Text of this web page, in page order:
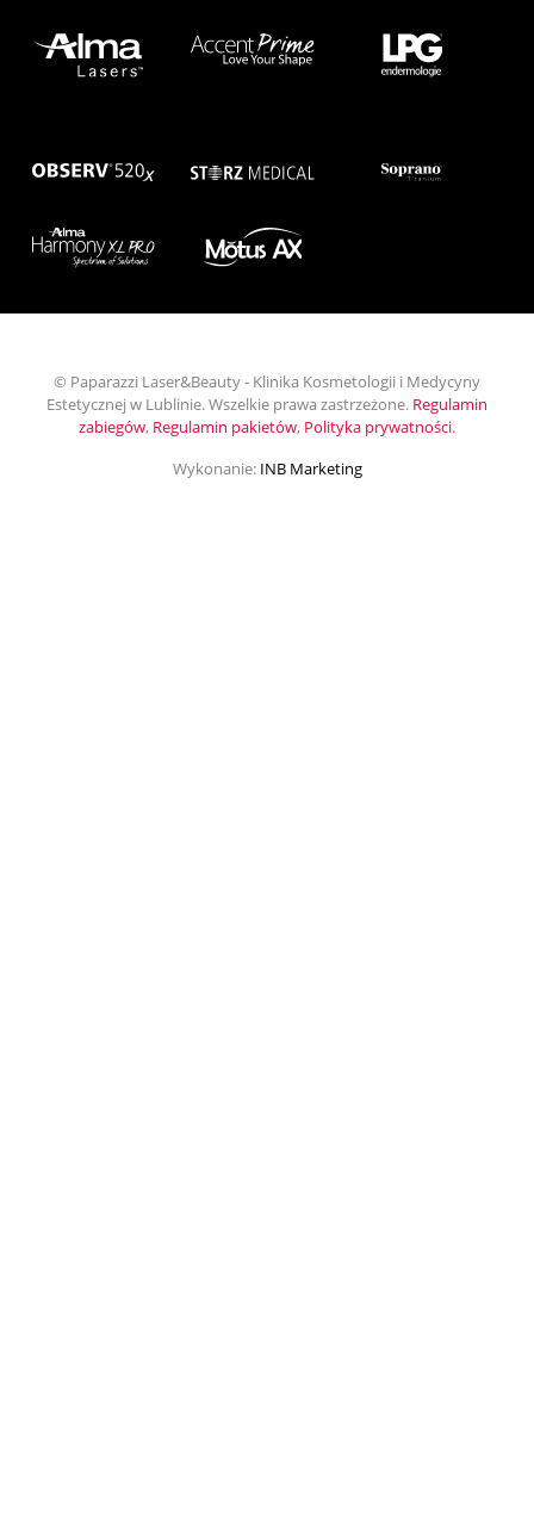
© Paparazzi Laser&Beauty - Klinika Kosmetologii i Medycyny
Estetycznej w Lublinie. Wszelkie prawa zastrzeżone. Regulamin
zabiegów, Regulamin pakietów, Polityka prywatności.
Wykonanie: INB Marketing